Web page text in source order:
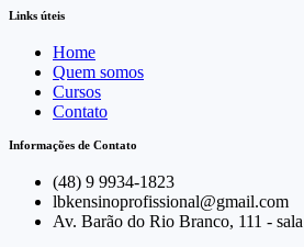
Links úteis
Home
Quem somos
Cursos
Contato
Informações de Contato
(48) 9 9934-1823
lbkensinoprofissional@gmail.com
Av. Barão do Rio Branco, 111 -